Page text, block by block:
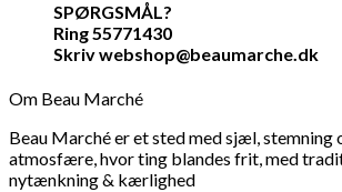
SPØRGSMÅL?
Ring 55771430
Skriv webshop@beaumarche.dk
Om Beau Marché
Beau Marché er et sted med sjæl, stemning
atmosfære, hvor ting blandes frit, med
nytænkning & kærlighed